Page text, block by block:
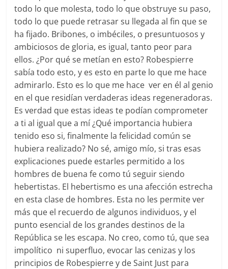
todo lo que molesta, todo lo que obstruye su paso,
todo lo que puede retrasar su llegada al fin que se
ha fijado. Bribones, o imbéciles, o presuntuosos y
ambiciosos de gloria, es igual, tanto peor para
ellos. ¿Por qué se metían en esto? Robespierre
sabía todo esto, y es esto en parte lo que me hace
admirarlo. Esto es lo que me hace ver en él al genio
en el que residían verdaderas ideas regeneradoras.
Es verdad que estas ideas te podían comprometer
a ti al igual que a mí ¿Qué importancia hubiera
tenido eso si, finalmente la felicidad común se
hubiera realizado? No sé, amigo mío, si tras esas
explicaciones puede estarles permitido a los
hombres de buena fe como tú seguir siendo
hebertistas. El hebertismo es una afección estrecha
en esta clase de hombres. Esta no les permite ver
más que el recuerdo de algunos individuos, y el
punto esencial de los grandes destinos de la
República se les escapa. No creo, como tú, que sea
impolítico ni superfluo, evocar las cenizas y los
principios de Robespierre y de Saint Just para